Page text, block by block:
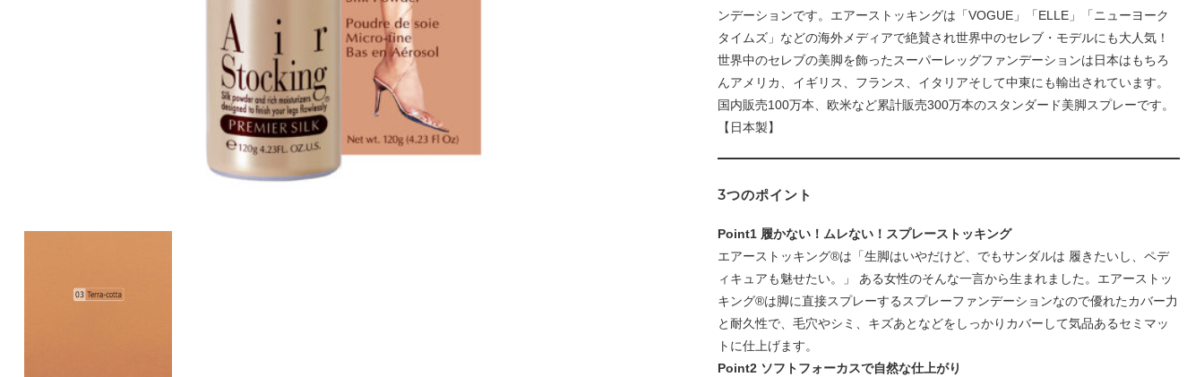
ンデーションです。エアーストッキングは「VOGUE」「ELLE」「ニューヨーク
タイムズ」などの海外メディアで絶賛され世界中のセレブ・モデルにも大人気！
世界中のセレブの美脚を飾ったスーパーレッグファンデーションは日本はもちろ
んアメリカ、イギリス、フランス、イタリアそして中東にも輸出されています。
国内販売100万本、欧米など累計販売300万本のスタンダード美脚スプレーです。
【日本製】
3つのポイント
Point1 履かない！ムレない！スプレーストッキング
エアーストッキング®は「生脚はいやだけど、でもサンダルは 履きたいし、ペデ
ィキュアも魅せたい。」 ある女性のそんな一言から生まれました。エアーストッ
キング®は脚に直接スプレーするスプレーファンデーションなので優れたカバー力
と耐久性で、毛穴やシミ、キズあとなどをしっかりカバーして気品あるセミマッ
トに仕上げます。
Point2 ソフトフォーカスで自然な仕上がり